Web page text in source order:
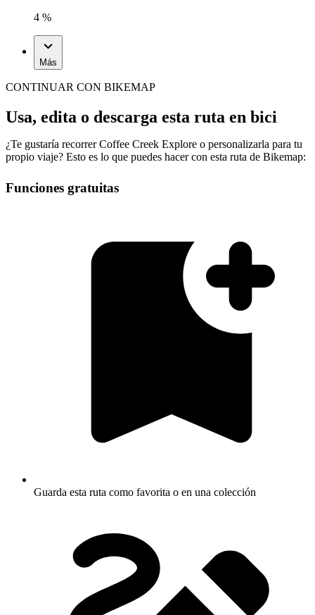
4 %
Más
CONTINUAR CON BIKEMAP
Usa, edita o descarga esta ruta en bici
¿Te gustaría recorrer Coffee Creek Explore o personalizarla para tu
propio viaje? Esto es lo que puedes hacer con esta ruta de Bikemap:
Funciones gratuitas
Guarda esta ruta como favorita o en una colección